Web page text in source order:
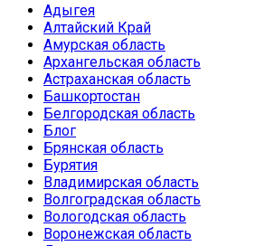
Адыгея
Алтайский Край
Амурская область
Архангельская область
Астраханская область
Башкортостан
Белгородская область
Блог
Брянская область
Бурятия
Владимирская область
Волгоградская область
Вологодская область
Воронежская область